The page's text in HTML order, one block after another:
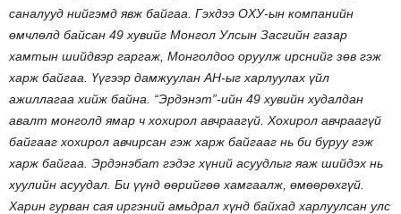
саналууд нийгэмд явж байгаа. Гэхдээ ОХУ-ын компанийн
өмчлөлд байсан 49 хувийг Монгол Улсын Засгийн газар
хамтын шийдвэр гаргаж, Монголдоо оруулж ирснийг зөв гэж
харж байгаа. Үүгээр дамжуулан АН-ыг харлуулах үйл
ажиллагаа хийж байна. “Эрдэнэт”-ийн 49 хувийн худалдан
авалт монголд ямар ч хохирол авчраагүй. Хохирол авчраагүй
байгааг хохирол авчирсан гэж харж байгааг нь би буруу гэж
харж байгаа. Эрдэнэбат гэдэг хүний асуудлыг яаж шийдэх нь
хуулийн асуудал. Би үүнд өөрийгөө хамгаалж, өмөөрөхгүй.
Харин гурван сая иргэний амьдрал хүнд байхад харлуулсан улс